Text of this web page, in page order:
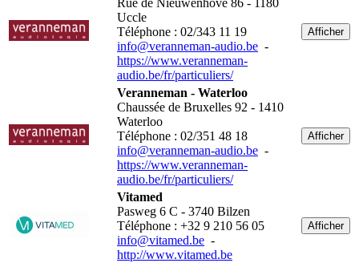
Rue de Nieuwenhove 86 - 1180
Uccle
Téléphone : 02/343 11 19
info@veranneman-audio.be -
https://www.veranneman-
audio.be/fr/particuliers/
Afficher
Veranneman - Waterloo
Chaussée de Bruxelles 92 - 1410
Waterloo
Téléphone : 02/351 48 18
info@veranneman-audio.be -
https://www.veranneman-
audio.be/fr/particuliers/
Afficher
Vitamed
Pasweg 6 C - 3740 Bilzen
Téléphone : +32 9 210 56 05
info@vitamed.be -
http://www.vitamed.be
Afficher